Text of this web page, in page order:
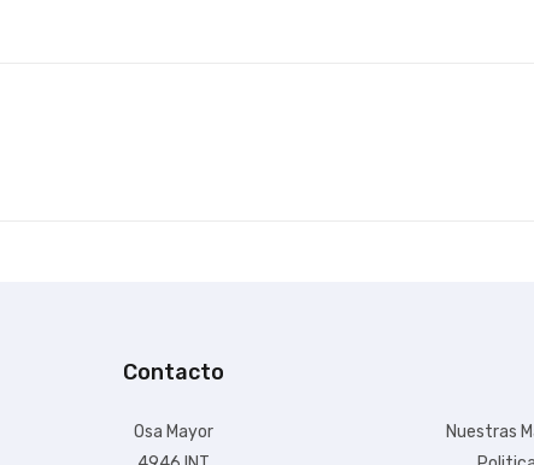
Contacto
Osa Mayor
Nuestras